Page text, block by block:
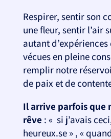
Respirer, sentir son
une fleur, sentir l’air
autant
vécues en pleine
remplir notre
de paix et de
Il arrive parfois que
rêve : « si j’avais
heureux.se » , «